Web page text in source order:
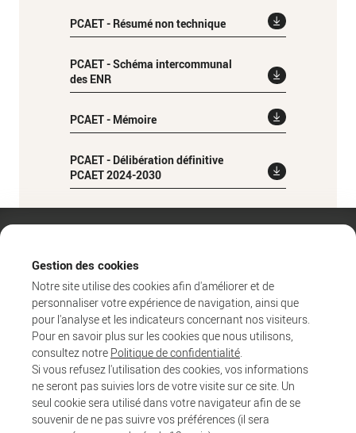
Gestion des cookies
Notre site utilise des cookies afin d'améliorer et de
personnaliser votre expérience de navigation, ainsi que
pour l'analyse et les indicateurs concernant nos visiteurs.
Pour en savoir plus sur les cookies que nous utilisons,
consultez notre Politique de confidentialité
Si vous refusez l'utilisation des cookies, vos informations
ne seront pas suivies lors de votre visite sur ce site. Un
seul cookie sera utilisé dans votre navigateur afin de se
souvenir de ne pas suivre vos préférences (il sera
PCAET - Résumé non technique
PCAET - Schéma intercommunal
des ENR
PCAET - Mémoire
PCAET - Délibération définitive
PCAET 2024-2030
Agglo
Entreprendre et collaborer